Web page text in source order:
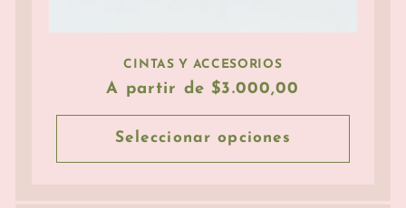
CINTAS Y ACCESORIOS
Precio
habitual
A partir de $3.000,00
Seleccionar opciones